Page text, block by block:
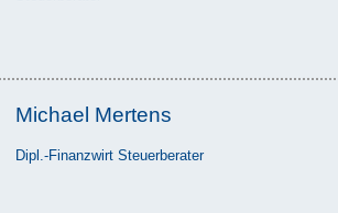
Michael Mertens
Dipl.-Finanzwirt Steuerberater